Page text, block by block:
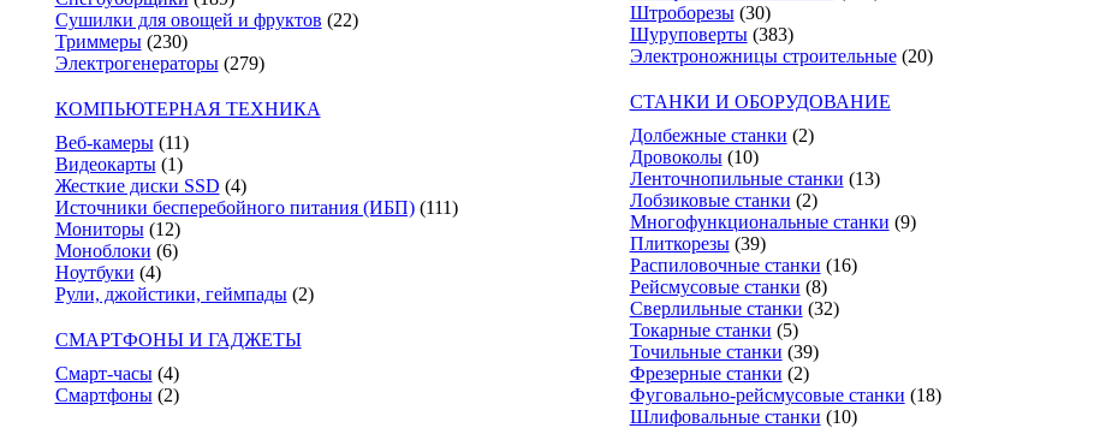
Сушилки для овощей и фруктов (22)
Триммеры (230)
Электрогенераторы (279)
КОМПЬЮТЕРНАЯ ТЕХНИКА
Веб-камеры (11)
Видеокарты (1)
Жесткие диски SSD (4)
Источники бесперебойного питания (ИБП) (111)
Мониторы (12)
Моноблоки (6)
Ноутбуки (4)
Рули, джойстики, геймпады (2)
СМАРТФОНЫ И ГАДЖЕТЫ
Смарт-часы (4)
Смартфоны (2)
Штроборезы (30)
Шуруповерты (383)
Электроножницы строительные (20)
СТАНКИ И ОБОРУДОВАНИЕ
Долбежные станки (2)
Дровоколы (10)
Ленточнопильные станки (13)
Лобзиковые станки (2)
Многофункциональные станки (9)
Плиткорезы (39)
Распиловочные станки (16)
Рейсмусовые станки (8)
Сверлильные станки (32)
Токарные станки (5)
Точильные станки (39)
Фрезерные станки (2)
Фуговально-рейсмусовые станки (18)
Шлифовальные станки (10)